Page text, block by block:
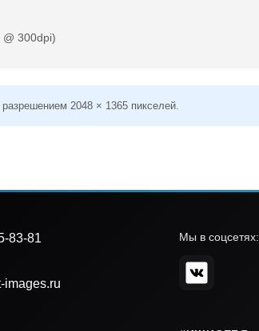
300dpi)
2048 × 1365 пикселей.
83-81
images.ru
Мы в соцсетях: